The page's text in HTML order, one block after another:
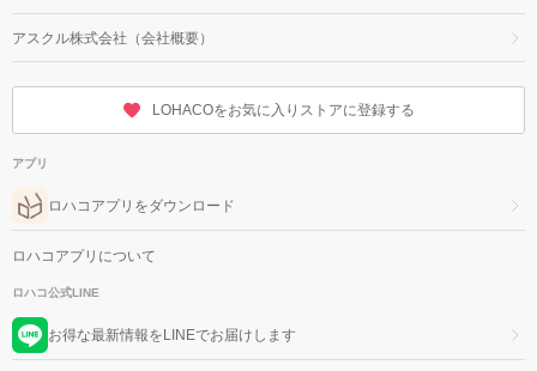
アスクル株式会社（会社概要）
LOHACOをお気に入りストアに登録する
アプリ
ロハコアプリをダウンロード
ロハコアプリについて
ロハコ公式LINE
お得な最新情報をLINEでお届けします